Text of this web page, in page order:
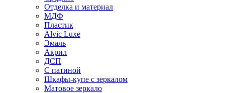
Отделка и материал
МДФ
Пластик
Alvic Luxe
Эмаль
Акрил
ДСП
С патиной
Шкафы-купе с зеркалом
Матовое зеркало